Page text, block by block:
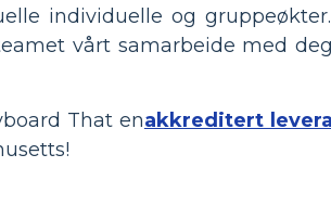
individuelle og
vårt samarbeide med
That enakkreditert